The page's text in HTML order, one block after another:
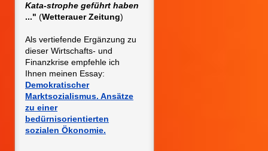
Kata-strophe geführt haben
..." (Wetterauer Zeitung)
Als vertiefende Ergänzung zu
dieser Wirtschafts- und
Finanzkrise empfehle ich
Ihnen meinen Essay:
Demokratischer
Marktsozialismus. Ansätze
zu einer
bedürnisorientierten
sozialen Ökonomie.